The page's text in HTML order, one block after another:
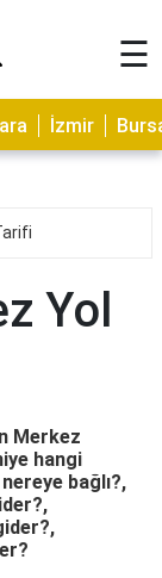
☰
İzmir
Yol
Merkez
hangi
bağlı?,